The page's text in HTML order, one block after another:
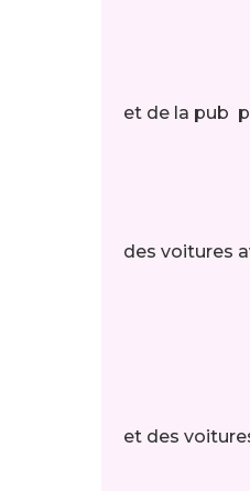
et de la pub
des voitures
et des